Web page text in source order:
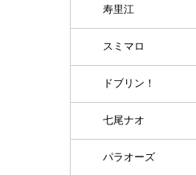
寿里江
スミマロ
ドブリン！
七尾ナオ
パラオーズ